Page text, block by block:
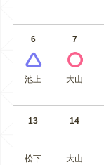
6
池上
7
大山
13
松下
14
大山